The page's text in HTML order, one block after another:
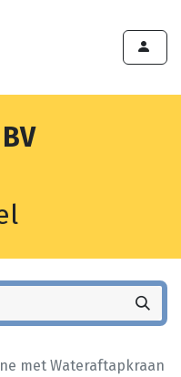
met Wateraftapkraan